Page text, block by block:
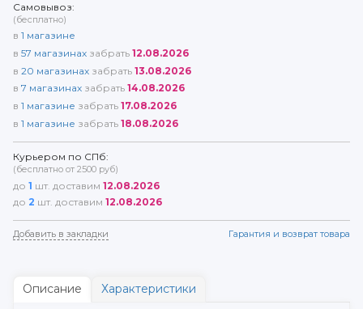
Самовывоз:
(бесплатно)
в 1 магазине
в 57 магазинах забрать 12.08.2026
в 20 магазинах забрать 13.08.2026
в 7 магазинах забрать 14.08.2026
в 1 магазине забрать 17.08.2026
в 1 магазине забрать 18.08.2026
Курьером по СПб:
(бесплатно от 2500 руб)
до 1 шт. доставим 12.08.2026
до 2 шт. доставим 12.08.2026
Добавить в закладки Гарантия и возврат товара
Описание Характеристики